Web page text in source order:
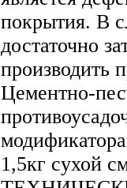
покрытия. В
достаточно
производить
Цементно-
1,5кг сухой